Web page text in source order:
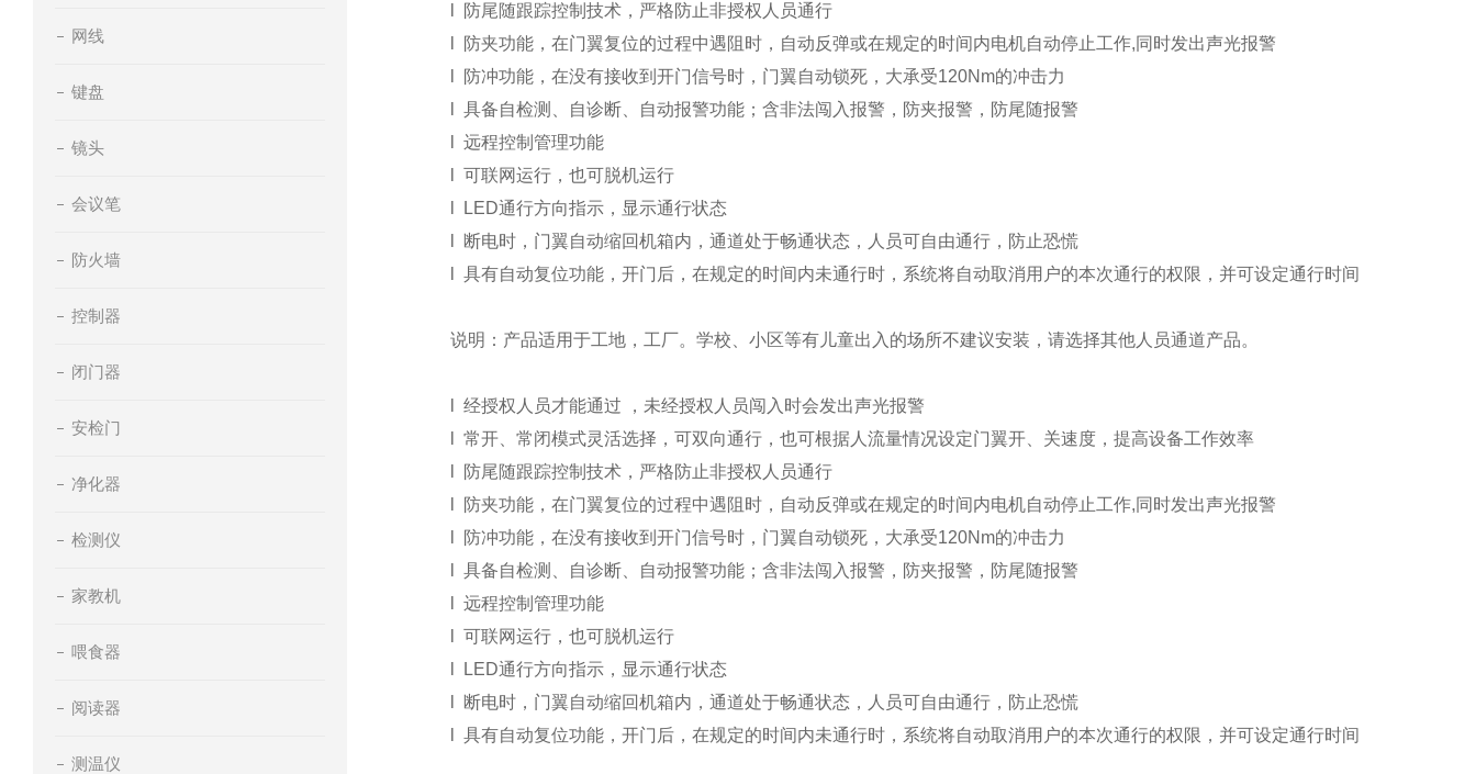
网线
键盘
镜头
会议笔
防火墙
控制器
闭门器
安检门
净化器
检测仪
家教机
喂食器
阅读器
测温仪
防尾随跟踪控制技术，严格防止非授权人员通行
防夹功能，在门翼复位的过程中遇阻时，自动反弹或在规定的时间内电机自动停止工作,同时发出声光报警
防冲功能，在没有接收到开门信号时，门翼自动锁死，大承受120Nm的冲击力
具备自检测、自诊断、自动报警功能；含非法闯入报警，防夹报警，防尾随报警
远程控制管理功能
可联网运行，也可脱机运行
LED通行方向指示，显示通行状态
断电时，门翼自动缩回机箱内，通道处于畅通状态，人员可自由通行，防止恐慌
具有自动复位功能，开门后，在规定的时间内未通行时，系统将自动取消用户的本次通行的权限，并可设定通行时间
说明：产品适用于工地，工厂。学校、小区等有儿童出入的场所不建议安装，请选择其他人员通道产品。
经授权人员才能通过 ，未经授权人员闯入时会发出声光报警
常开、常闭模式灵活选择，可双向通行，也可根据人流量情况设定门翼开、关速度，提高设备工作效率
防尾随跟踪控制技术，严格防止非授权人员通行
防夹功能，在门翼复位的过程中遇阻时，自动反弹或在规定的时间内电机自动停止工作,同时发出声光报警
防冲功能，在没有接收到开门信号时，门翼自动锁死，大承受120Nm的冲击力
具备自检测、自诊断、自动报警功能；含非法闯入报警，防夹报警，防尾随报警
远程控制管理功能
可联网运行，也可脱机运行
LED通行方向指示，显示通行状态
断电时，门翼自动缩回机箱内，通道处于畅通状态，人员可自由通行，防止恐慌
具有自动复位功能，开门后，在规定的时间内未通行时，系统将自动取消用户的本次通行的权限，并可设定通行时间